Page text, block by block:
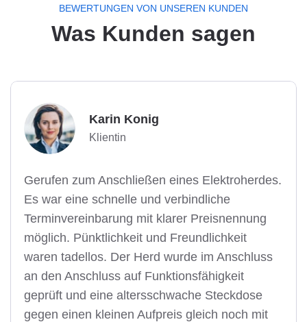
BEWERTUNGEN VON UNSEREN KUNDEN
Was Kunden sagen
Karin Konig
Klientin
Gerufen zum Anschließen eines Elektroherdes.
Es war eine schnelle und verbindliche
Terminvereinbarung mit klarer Preisnennung
möglich. Pünktlichkeit und Freundlichkeit
waren tadellos. Der Herd wurde im Anschluss
an den Anschluss auf Funktionsfähigkeit
geprüft und eine altersschwache Steckdose
gegen einen kleinen Aufpreis gleich noch mit